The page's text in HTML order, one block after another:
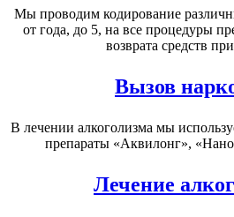
Мы проводим кодирование
от года, до 5, на все процедуры
возврата средств
Вызов
В лечении алкоголизма мы
препараты «Аквилонг»,
Лечение